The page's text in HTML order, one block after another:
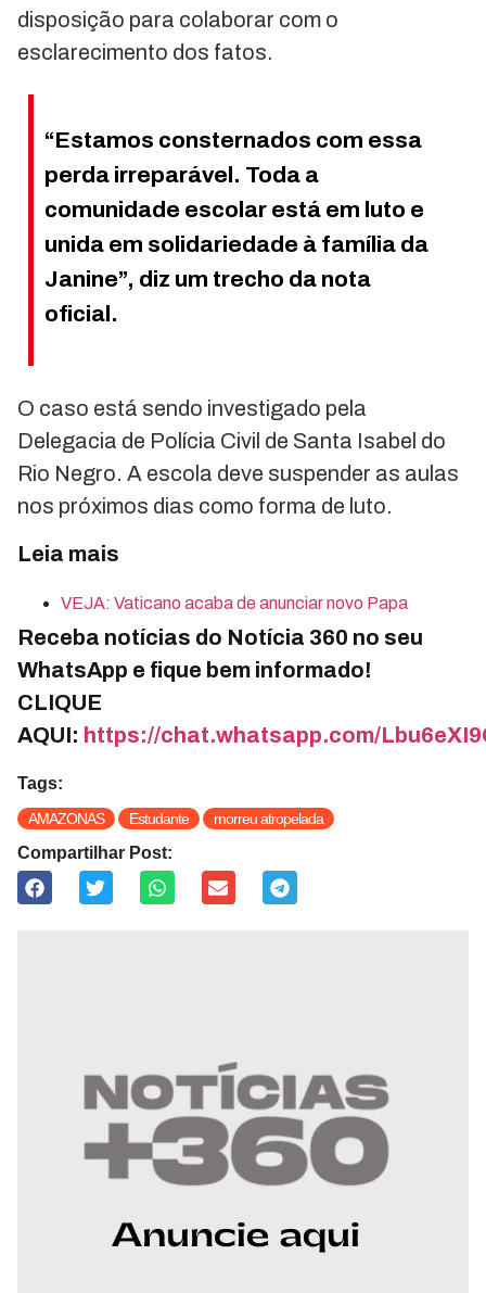
disposição para colaborar com o
esclarecimento dos fatos.
“Estamos consternados com essa
perda irreparável. Toda a
comunidade escolar está em luto e
unida em solidariedade à família da
Janine”, diz um trecho da nota
oficial.
O caso está sendo investigado pela
Delegacia de Polícia Civil de Santa Isabel do
Rio Negro. A escola deve suspender as aulas
nos próximos dias como forma de luto.
Leia mais
VEJA: Vaticano acaba de anunciar novo Papa
Receba notícias do Notícia 360 no seu
WhatsApp e fique bem informado!
CLIQUE
AQUI: https://chat.whatsapp.com/
Tags:
AMAZONAS Estudante morreu atropelada
Compartilhar Post: